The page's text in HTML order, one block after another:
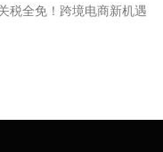
税全免！跨境电商新机遇